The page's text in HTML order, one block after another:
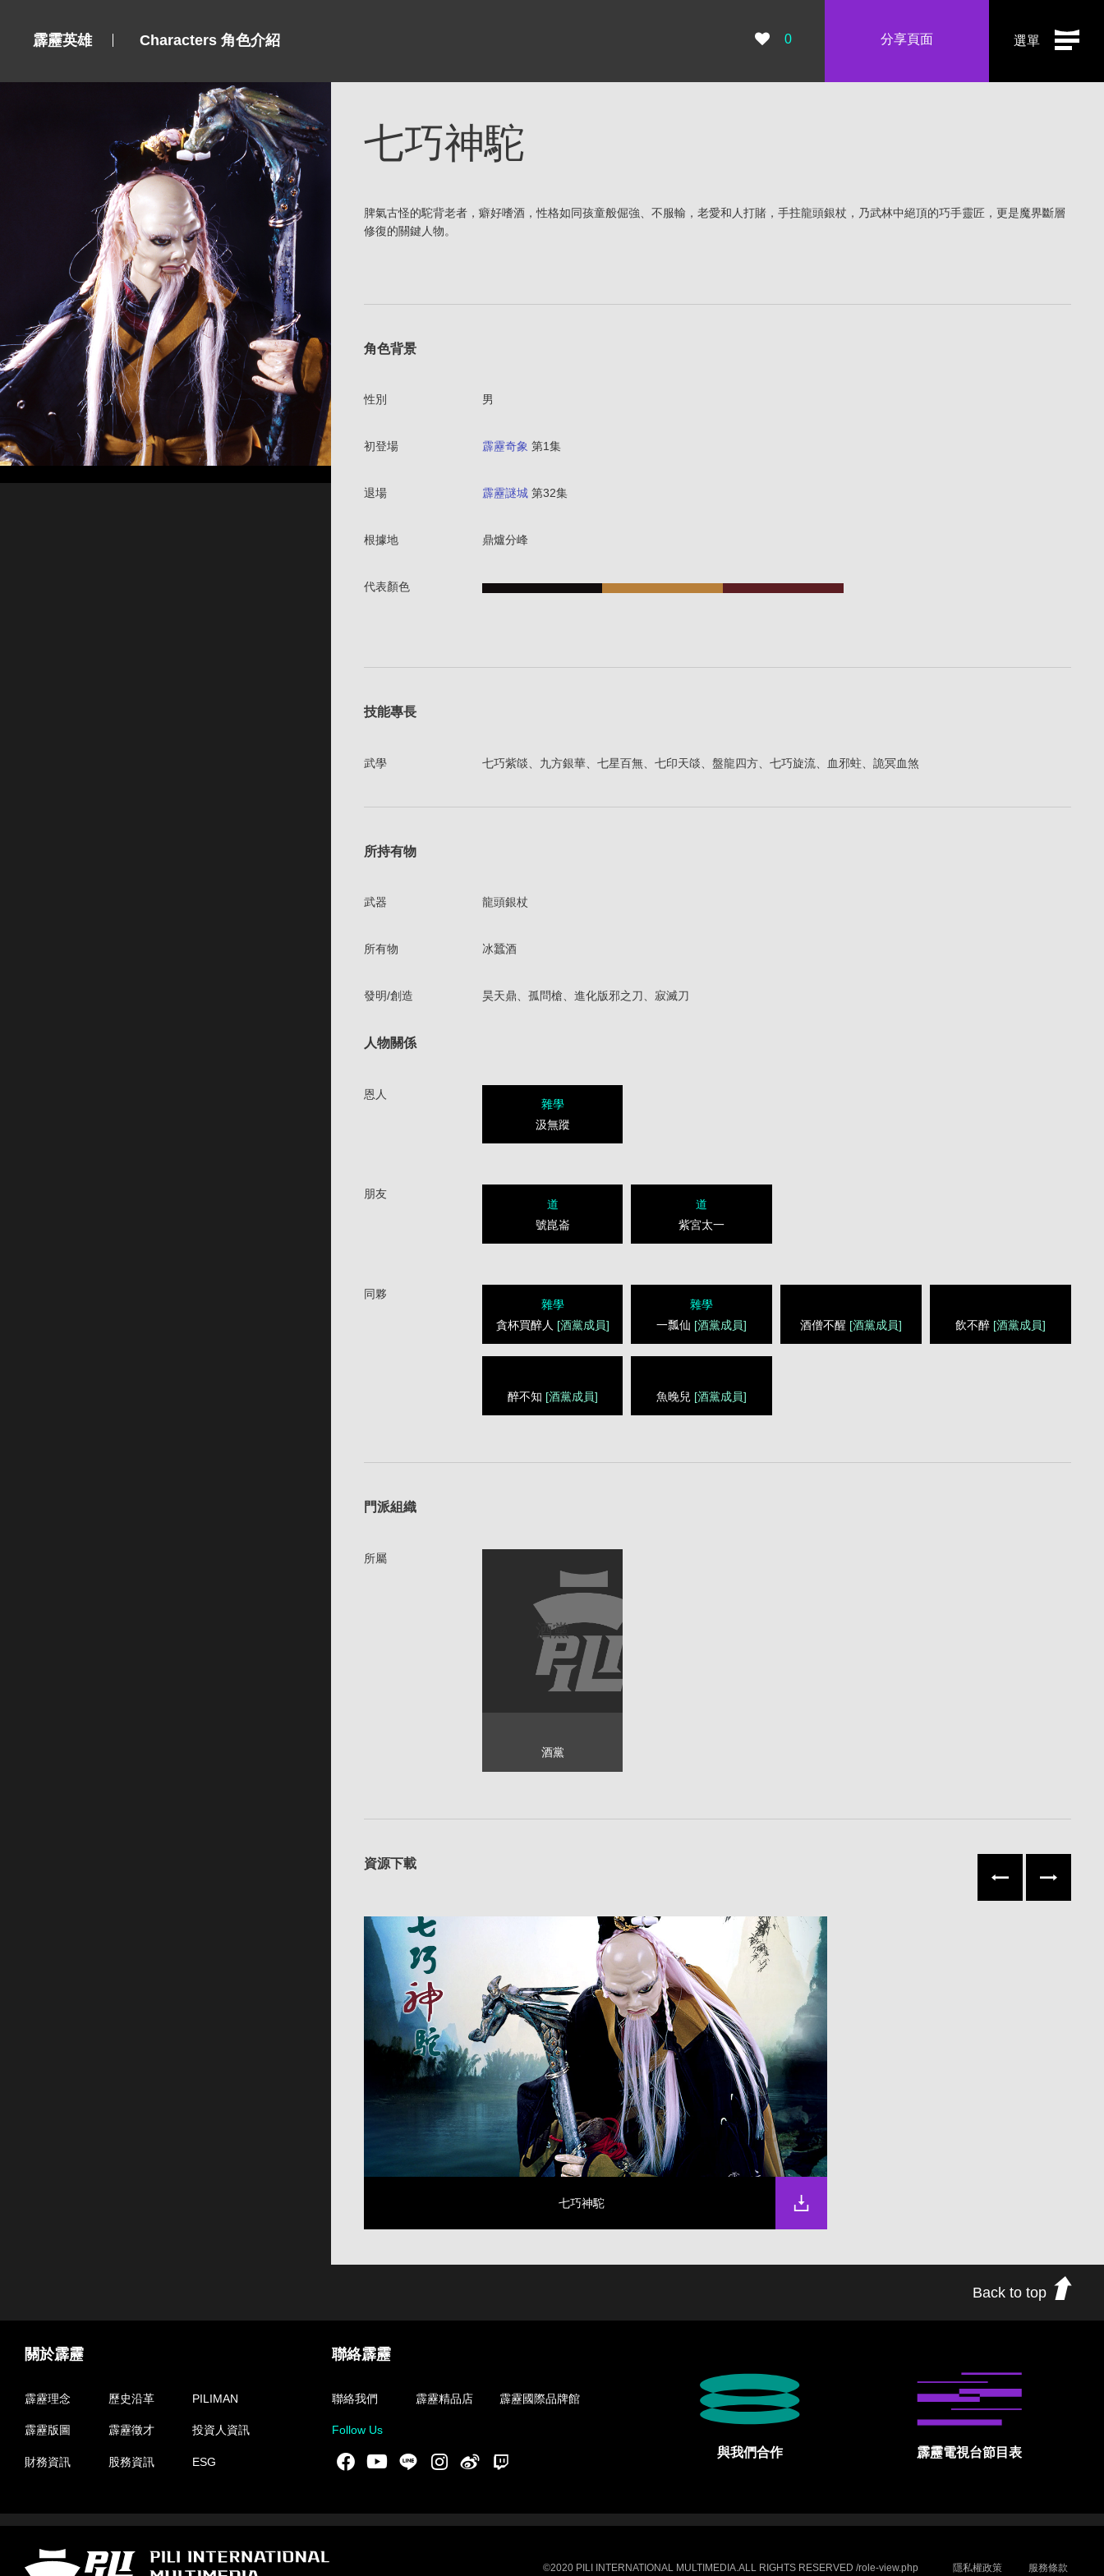
選單
霹靂英雄 Characters 角色介紹 瀏覽數：
0 分享頁面
七巧神駝
脾氣古怪的駝背老者，癖好嗜酒，性格如同孩童般倔強、不服輸，老愛和人打賭，手拄龍頭銀杖，乃武林中絕頂的巧手靈匠，更是魔界斷層
修復的關鍵人物。
角色背景
性別 男
初登場 霹靂奇象 第1集
退場 霹靂謎城第32集
根據地 鼎爐分峰
代表顏色
技能專長
武學 七巧紫燄、九方銀華、七星百無、七印天燄、盤龍四方、七巧旋流、血邪蛀、詭冥血煞
所持有物
武器 龍頭銀杖
所有物 冰蠶酒
發明/創造 昊天鼎、孤問槍、進化版邪之刀、寂滅刀
人物關係
恩人
雜學
汲無蹤
朋友
道
號崑崙
道
紫宮太一
同夥
雜學
貪杯買醉人 [酒黨成員]
雜學
一瓢仙 [酒黨成員] 酒僧不醒 [酒黨成員] 飲不醉 [酒黨成員]
醉不知 [酒黨成員] 魚晚兒 [酒黨成員]
門派組織
所屬
酒黨
酒黨
資源下載
七巧神駝
Back to top
關於霹靂
霹靂理念 歷史沿革 PILIMAN
霹靂版圖 霹靂徵才 投資人資訊
財務資訊 股務資訊 ESG
聯絡霹靂
聯絡我們 霹靂精品店 霹靂國際品牌館
Follow Us
Facebook
YoutubeLINE Instgram新浪微博 與我們合作 霹靂電視台節目表
霹靂國際多媒體股份有限公司 PILI INTERNATIONAL MULTIMEDIA
©2020 PILI INTERNATIONAL MULTIMEDIA.ALL RIGHTS RESERVED /role-view.php 隱私權政策 服務條款